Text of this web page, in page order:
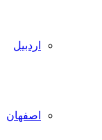
اردبیل
اصفهان